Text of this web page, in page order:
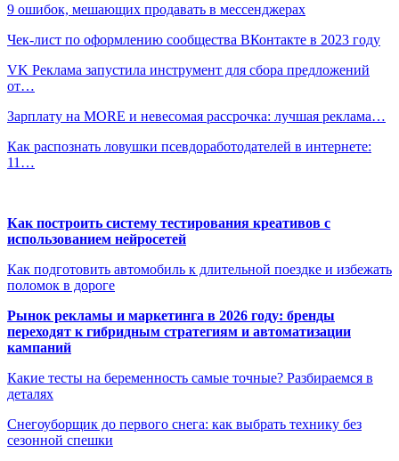
9 ошибок, мешающих продавать в мессенджерах
Чек-лист по оформлению сообщества ВКонтакте в 2023 году
VK Реклама запустила инструмент для сбора предложений
от…
Зарплату на MORE и невесомая рассрочка: лучшая реклама…
Как распознать ловушки псевдоработодателей в интернете:
11…
Как построить систему тестирования креативов с
использованием нейросетей
Как подготовить автомобиль к длительной поездке и избежать
поломок в дороге
Рынок рекламы и маркетинга в 2026 году: бренды
переходят к гибридным стратегиям и автоматизации
кампаний
Какие тесты на беременность самые точные? Разбираемся в
деталях
Снегоуборщик до первого снега: как выбрать технику без
сезонной спешки